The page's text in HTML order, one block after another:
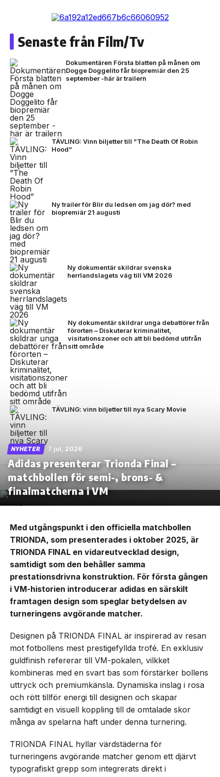
Senaste från Film/Tv
Dokumentären Första blatten på månen om
Dogge Doggelito får biopremiär den 25
september -här är trailern
TÄVLING: Vinn biljetter till ”The Death Of Robin
Hood”
Ny trailer för Blir du ledsen om jag dör? med
biopremiär 21 augusti
Ny dokumentär skildrar svenska
herrlandslagets väg till VM 2026
Ny dokumentär skildrar unga debattörer från
förorten – Diskuterar kriminalitet,
visitationszoner och att bli bedömd utifrån
sitt område
TÄVLING: vinn biljetter till nya Scary Movie
NYHETER 7 jul, 2026
Adidas presenterar Trionda Final –
matchbollen för semi-, brons- &
finalmatcherna i VM
Med utgångspunkt i den officiella matchbollen
TRIONDA, som presenterades i oktober 2025, är
TRIONDA FINAL en vidareutvecklad design,
samtidigt som den behåller samma
prestationsdrivna konstruktion. För första gången
i VM-historien introducerar adidas en särskilt
framtagen design som speglar betydelsen av
turneringens avgörande matcher.
Designen på TRIONDA FINAL är inspirerad av resan
mot fotbollens mest prestigefyllda trofé. En exklusiv
guldfinish refererar till VM-pokalen, vilkket
kombineras med en svart bas som förstärker bollens
uttryck och premiumkänsla. Dynamiska inslag i rosa
och rött tillför energi till designen och skapar
samtidigt en visuell koppling till de omtalade skor
många av spelarna haft under denna turnering.
TRIONDA FINAL hyllar värdstäderna för
turneringens avgörande matcher genom ett djärvt
typografiskt grepp som integrerats direkt i